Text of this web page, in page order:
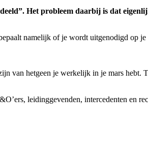
Het probleem daarbij is dat
namelijk of je wordt uitgenodigd op
van hetgeen je werkelijk in je mars hebt.
leidinggevenden, intercedenten en